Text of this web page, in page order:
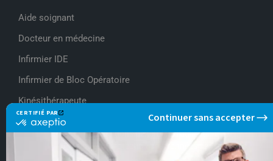
Aide soignant
Docteur en médecine
Infirmier IDE
Infirmier de Bloc Opératoire
Kinésithérapeute
Conditions générales d'utilisation
-
Politique de protection des données personnelles